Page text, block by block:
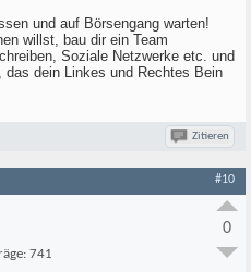
und auf Börsengang warten!
willst, bau dir ein Team
Soziale Netzwerke etc. und
dein Linkes und Rechtes Bein
Zitieren
#10
741
0